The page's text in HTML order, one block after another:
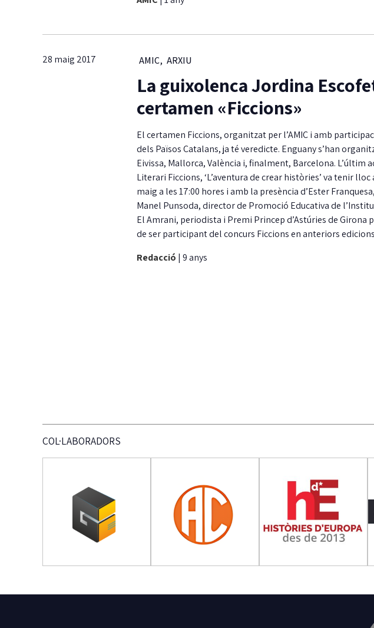
28 maig 2017 AMIC, ARXIU
La guixolenca Jordina
certamen «Ficcions»
El certamen Ficcions, organitzat per l’AMIC i amb
dels Països Catalans, ja té veredicte. Enguany s’han
Eivissa, Mallorca, València i, finalment, Barcelona. L’últim
Literari Ficcions, ‘L’aventura de crear històries’ va tenir
maig a les 17:00 hores i amb la presència d’Ester
Manel Punsoda, director de Promoció Educativa de
El Amrani, periodista i Premi Princep d’Astúries de Girona
de ser participant del concurs Ficcions en anteriors
Redacció | 9 anys
COL·LABORADORS